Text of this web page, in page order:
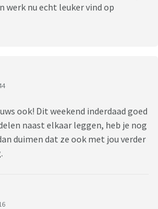
werk nu echt leuker vind op
ook! Dit weekend inderdaad goed
naast elkaar leggen, heb je nog
duimen dat ze ook met jou verder